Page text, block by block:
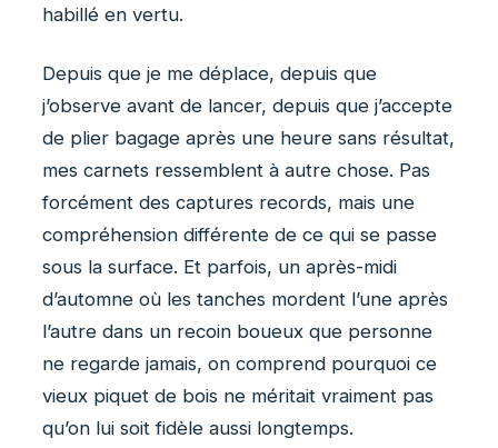
habillé en vertu.
Depuis que je me déplace, depuis que
j’observe avant de lancer, depuis que j’accepte
de plier bagage après une heure sans résultat,
mes carnets ressemblent à autre chose. Pas
forcément des captures records, mais une
compréhension différente de ce qui se passe
sous la surface. Et parfois, un après-midi
d’automne où les tanches mordent l’une après
l’autre dans un recoin boueux que personne
ne regarde jamais, on comprend pourquoi ce
vieux piquet de bois ne méritait vraiment pas
qu’on lui soit fidèle aussi longtemps.